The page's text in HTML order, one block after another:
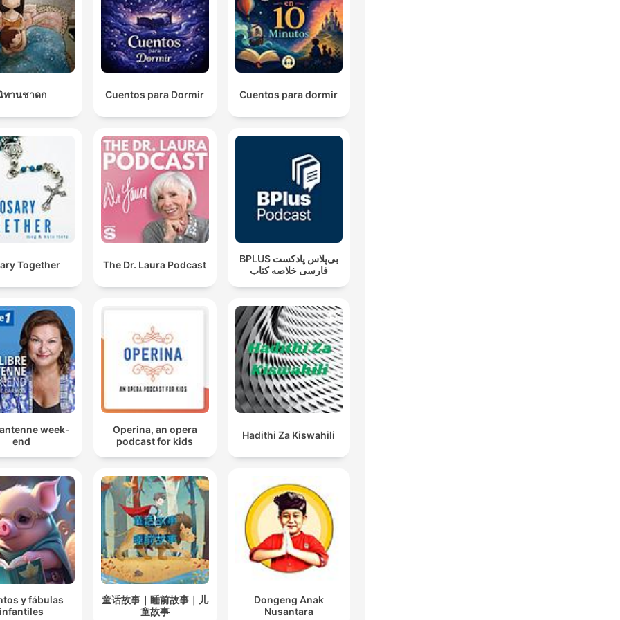
ทานชาดก Cuentos para Dormir Cuentos para dormir
Together The Dr. Laura Podcast
‌BPLUS بی‌پلاس پادکست
فارسی خلاصه کتاب
week-
end
Operina, an opera
podcast for kids
Hadithi Za Kiswahili
y fábulas
童话故事｜睡前故事｜儿
童故事
Dongeng Anak
Nusantara